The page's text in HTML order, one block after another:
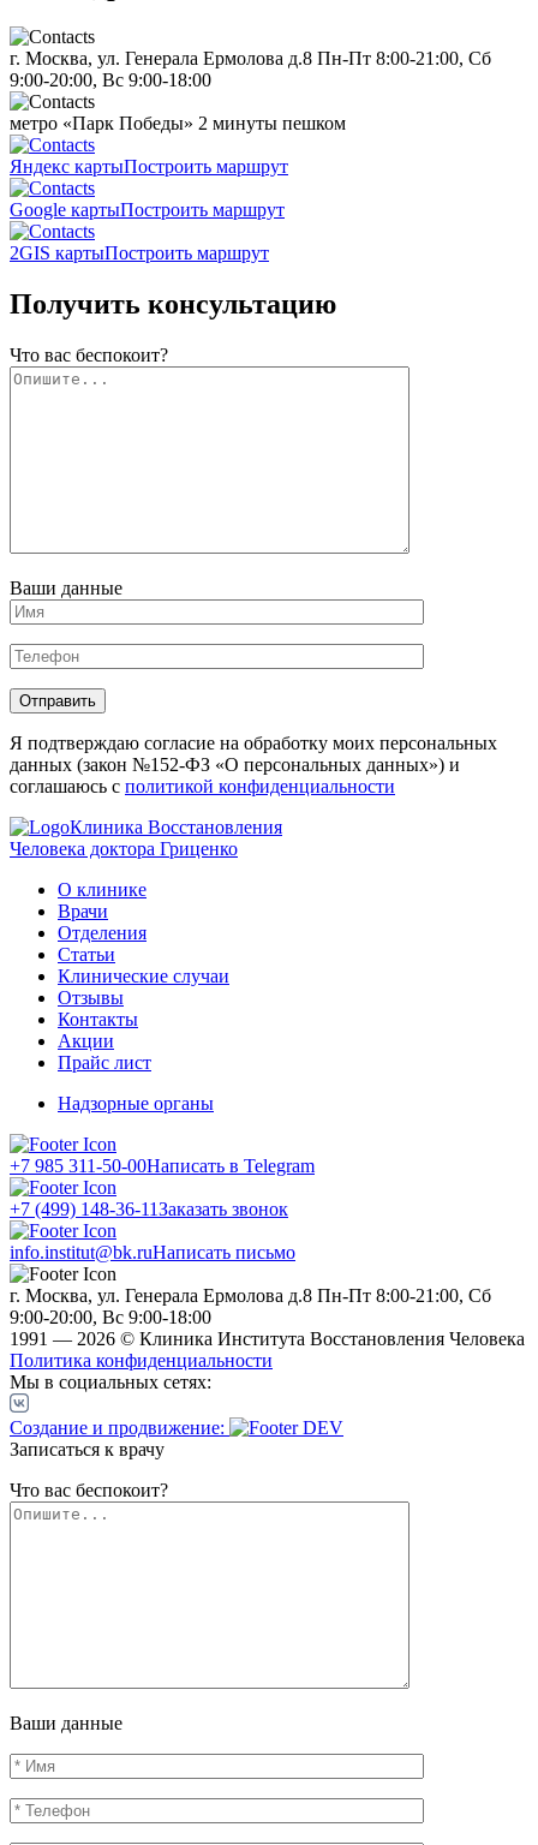
г. Москва, ул. Генерала Ермолова д.8 Пн-Пт 8:00-21:00, Сб
9:00-20:00, Вс 9:00-18:00
метро «Парк Победы» 2 минуты пешком
Яндекс картыПостроить маршрут
Google картыПостроить маршрут
2GIS картыПостроить маршрут
Получить консультацию
Что вас беспокоит?
Ваши данные
Отправить
Я подтверждаю согласие на обработку моих персональных
данных (закон №152-ФЗ «О персональных данных») и
соглашаюсь с политикой конфиденциальности
Клиника Восстановления
Человека доктора Гриценко
О клинике
Врачи
Отделения
Статьи
Клинические случаи
Отзывы
Контакты
Акции
Прайс лист
Надзорные органы
+7 985 311-50-00Написать в Telegram
+7 (499) 148-36-11Заказать звонок
info.institut@bk.ruНаписать письмо
г. Москва, ул. Генерала Ермолова д.8 Пн-Пт 8:00-21:00, Сб
9:00-20:00, Вс 9:00-18:00
1991 — 2026 © Клиника Института Восстановления Человека
Политика конфиденциальности
Мы в социальных сетях:
Создание и продвижение:
Записаться к врачу
Что вас беспокоит?
Ваши данные